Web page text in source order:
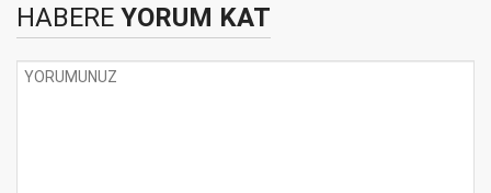
HABERE YORUM KAT